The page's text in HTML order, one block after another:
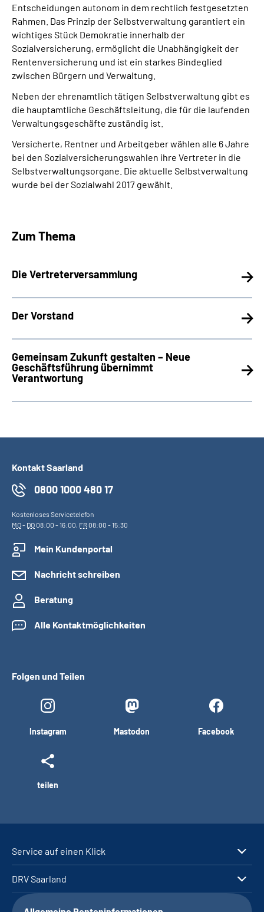
Mein Kundenportal
Entscheidungen autonom in dem rechtlich festgesetzten
Rahmen. Das Prinzip der Selbstverwaltung garantiert ein
wichtiges Stück Demokratie innerhalb der
Sozialversicherung, ermöglicht die Unabhängigkeit der
Rentenversicherung und ist ein starkes Bindeglied
zwischen Bürgern und Verwaltung.
Neben der ehrenamtlich tätigen Selbstverwaltung gibt es
die hauptamtliche Geschäftsleitung, die für die laufenden
Verwaltungsgeschäfte zuständig ist.
Versicherte, Rentner und Arbeitgeber wählen alle 6 Jahre
bei den Sozialversicherungswahlen ihre Vertreter in die
Selbstverwaltungsorgane. Die aktuelle Selbstverwaltung
wurde bei der Sozialwahl 2017 gewählt.
Zum Thema
Die Vertreterversammlung
Der Vorstand
Gemeinsam Zukunft gestalten – Neue
Geschäftsführung übernimmt
Verantwortung
Kontakt Saarland
0800 1000 480 17
Kostenloses Servicetelefon
MO- DO08:00 - 16:00, FR08:00 - 15:30
Mein Kundenportal
Nachricht schreiben
Beratung
Alle Kontaktmöglichkeiten
Folgen und Teilen
Instagram Mastodon Facebook
teilen
Service auf einen Klick
DRV Saarland